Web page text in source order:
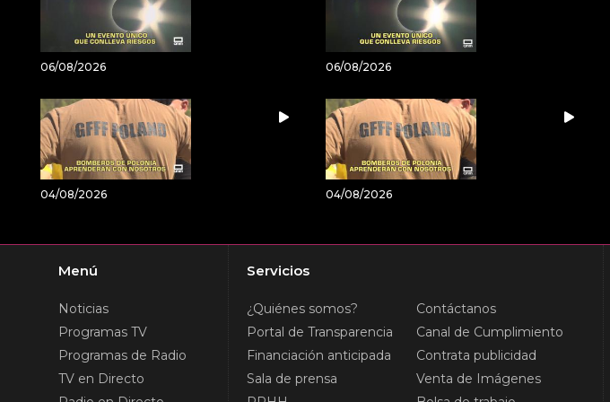
06/08/2026 06/08/2026
04/08/2026 04/08/2026
Menú
Noticias
Programas TV
Programas de Radio
TV en Directo
Servicios
¿Quiénes somos?
Portal de Transparencia
Financiación anticipada
Sala de prensa
Contáctanos
Canal de Cumplimiento
Contrata publicidad
Venta de Imágenes